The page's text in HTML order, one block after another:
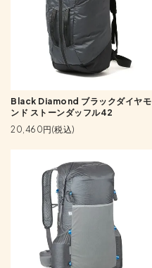
Black Diamond ブラックダイヤモ
ンド ストーンダッフル42
20,460円(税込)